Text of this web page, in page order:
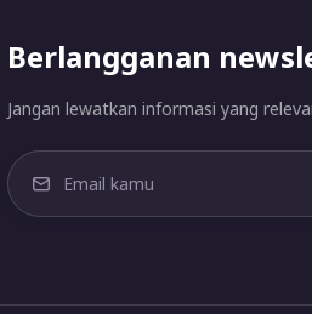
Berlangganan
Jangan lewatkan informasi yang